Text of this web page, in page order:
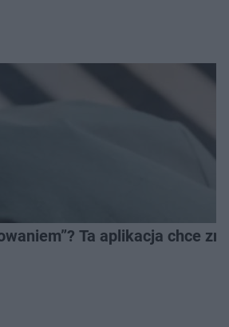
Ta aplikacja chce